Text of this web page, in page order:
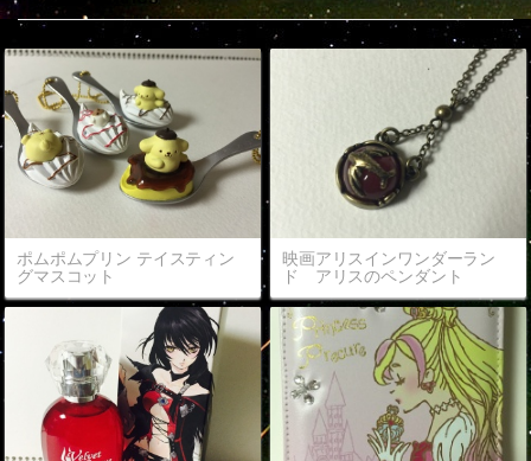
ポムポムプリン テイスティン
グマスコット
映画アリスインワンダーラン
ド アリスのペンダント